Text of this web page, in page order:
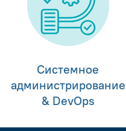
Системное
администрирование
& DevOps